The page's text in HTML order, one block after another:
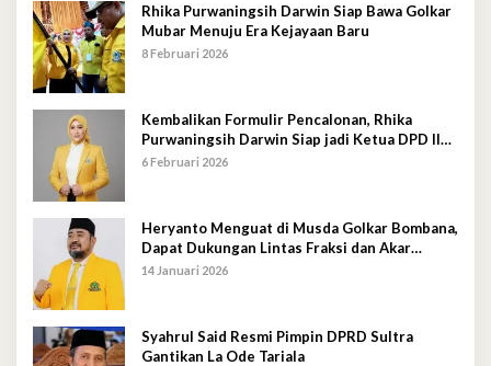
Rhika Purwaningsih Darwin Siap Bawa Golkar
Mubar Menuju Era Kejayaan Baru
8 Februari 2026
Kembalikan Formulir Pencalonan, Rhika
Purwaningsih Darwin Siap jadi Ketua DPD II
Golkar Mubar
6 Februari 2026
Heryanto Menguat di Musda Golkar Bombana,
Dapat Dukungan Lintas Fraksi dan Akar
Rumput
14 Januari 2026
Syahrul Said Resmi Pimpin DPRD Sultra
Gantikan La Ode Tariala